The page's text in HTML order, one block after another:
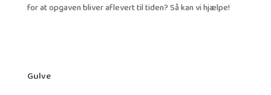
for at opgaven bliver aflevert til tiden? Så kan vi hjælpe!
Gulve